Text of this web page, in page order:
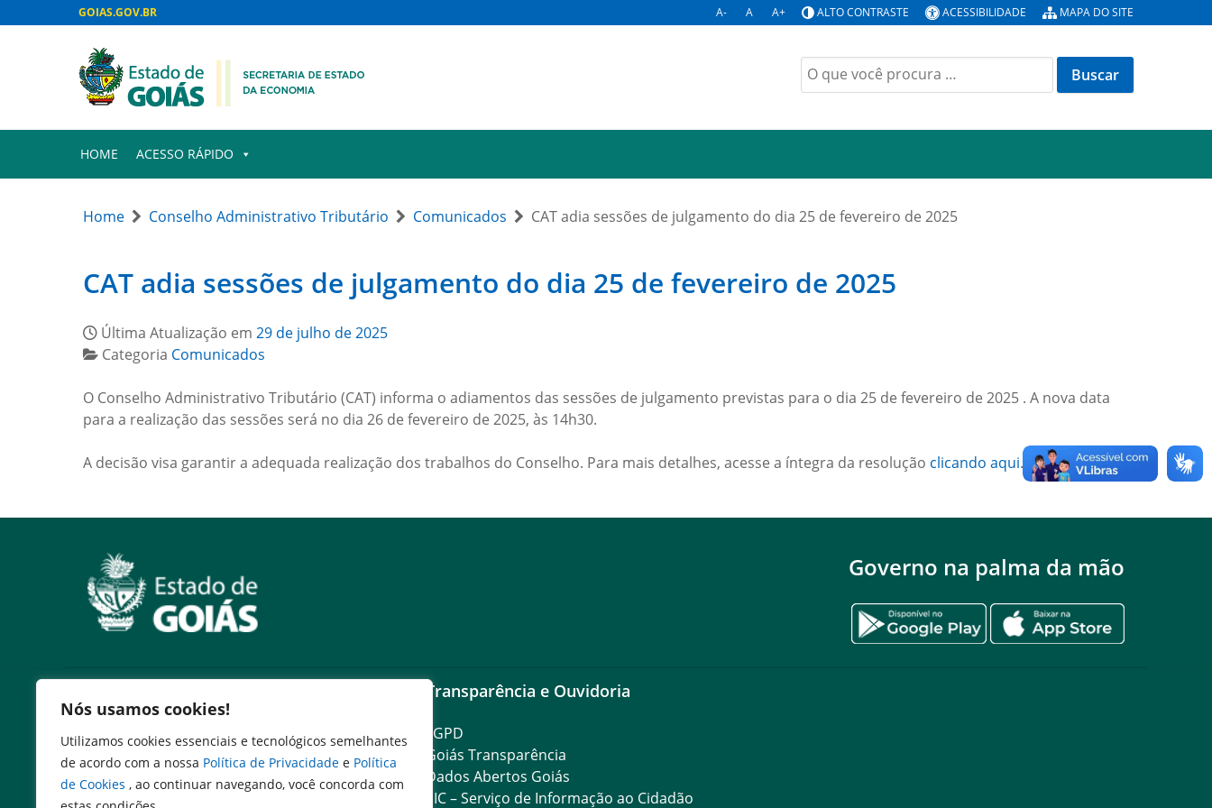
Nós usamos cookies!
Utilizamos cookies essenciais e tecnológicos semelhantes
de acordo com a nossa Política de Privacidade e Política
de Cookies , ao continuar navegando, você concorda com
GOIAS.GOV.BR A- A A+ ALTO CONTRASTE ACESSIBILIDADE MAPA DO SITE
HOME ACESSO RÁPIDO
Home Conselho Administrativo Tributário Comunicados CAT adia sessões de julgamento do dia 25 de fevereiro de 2025
CAT adia sessões de julgamento do dia 25 de fevereiro de 2025
Última Atualização em 29 de julho de 2025
Categoria Comunicados
O Conselho Administrativo Tributário (CAT) informa o adiamentos das sessões de julgamento previstas para o dia 25 de fevereiro de 2025 . A nova data
para a realização das sessões será no dia 26 de fevereiro de 2025, às 14h30.
A decisão visa garantir a adequada realização dos trabalhos do Conselho. Para mais detalhes, acesse a íntegra da resolução clicando aqui.
Governo na palma da mão
Expresso Goiás
Expresso Aplicações
Expresso Servidor
SEI Governadoria
Transparência e Ouvidoria
LGPD
Goiás Transparência
Dados Abertos Goiás
SIC – Serviço de Informação ao Cidadão